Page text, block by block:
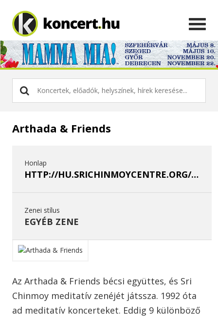
Arthada & Friends
Honlap
HTTP://HU.SRICHINMOYCENTRE.ORG/KONCERTEK/ARTHADA
Zenei stílus
EGYÉB ZENE
Az Arthada & Friends bécsi együttes, és Sri
Chinmoy meditatív zenéjét játssza. 1992 óta
ad meditatív koncerteket. Eddig 9 különböző